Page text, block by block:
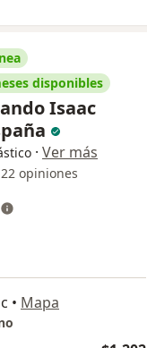
disponibles
Isaac
· Ver más
22 opiniones
• Mapa